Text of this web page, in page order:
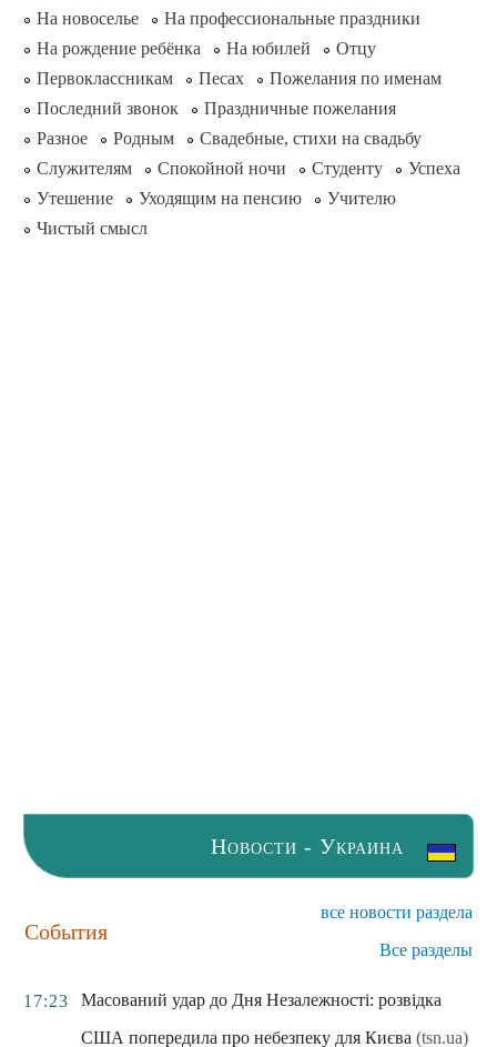
На новоселье
На профессиональные праздники
На рождение ребёнка
На юбилей
Отцу
Первоклассникам
Песах
Пожелания по именам
Последний звонок
Праздничные пожелания
Разное
Родным
Свадебные, стихи на свадьбу
Служителям
Спокойной ночи Студенту
Успеха
Утешение
Уходящим на пенсию
Учителю
Чистый смысл
Новости - Украина
События
все новости раздела
Все разделы
17:23
Масований удар до Дня Незалежності: розвідка
США попередила про небезпеку для Києва (tsn.ua)